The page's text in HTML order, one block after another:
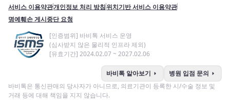
서비스 이용약관개인정보 처리 방침위치기반 서비스 이용약관
명예훼손 게시중단 요청
[인증범위] 바비톡 서비스 운영
(심사받지 않은 물리적 인프라 제외)
[유효기간] 2024.02.07 ~ 2027.02.06
바비톡 알아보기 arrow_right 병원 입점 문의 arrow_right
바비톡은 통신판매의 당사자가 아니므로, 의료기관이 등록한 시/수술 정보 및
거래 등에 대해 책임을 지지 않습니다.